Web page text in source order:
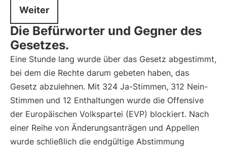
Weiter
Die Befürworter und Gegner des
Gesetzes.
Eine Stunde lang wurde über das Gesetz abgestimmt,
bei dem die Rechte darum gebeten haben, das
Gesetz abzulehnen. Mit 324 Ja-Stimmen, 312 Nein-
Stimmen und 12 Enthaltungen wurde die Offensive
der Europäischen Volkspartei (EVP) blockiert. Nach
einer Reihe von Änderungsanträgen und Appellen
wurde schließlich die endgültige Abstimmung